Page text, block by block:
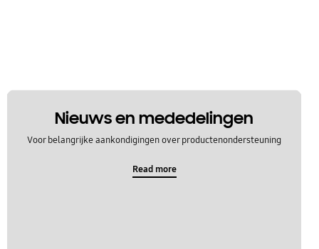
Nieuws en mededelingen
Voor belangrijke aankondigingen over productenondersteuning
Read more